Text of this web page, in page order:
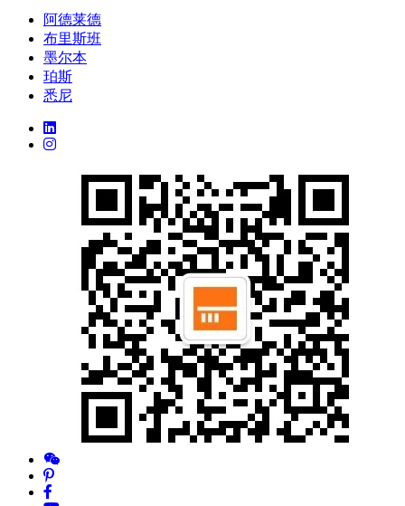
阿德莱德
布里斯班
墨尔本
珀斯
悉尼